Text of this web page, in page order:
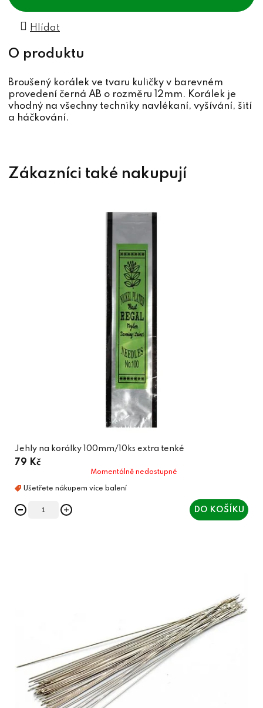
Hlídat
Broušený korálek ve tvaru kuličky v barevném
provedení černá AB o rozměru 12mm. Korálek je
vhodný na všechny techniky navlékaní, vyšívání, šití
a háčkování.
Jehly na korálky 100mm/10ks extra tenké
79 Kč
Momentálně nedostupné
DO KOŠÍKU